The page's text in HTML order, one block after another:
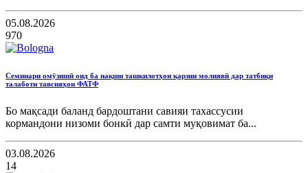
05.08.2026
970
Семинари омӯзишӣ оид ба нақши ташкилотҳои қарзии молиявӣ дар татбиқи
талаботи тавсияҳои ФАТФ
Бо мақсади баланд бардоштани савияи тахассусии
кормандони низоми бонкӣ дар самти муқовимат ба...
03.08.2026
14